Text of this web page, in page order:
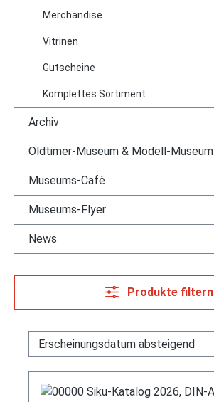
Merchandise
Vitrinen
Gutscheine
Komplettes Sortiment
Archiv
Oldtimer-Museum & Modell-Museum
Museums-Cafè
Museums-Flyer
News
Produkte filtern